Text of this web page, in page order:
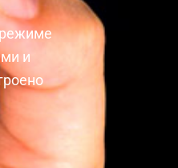
режиме
и